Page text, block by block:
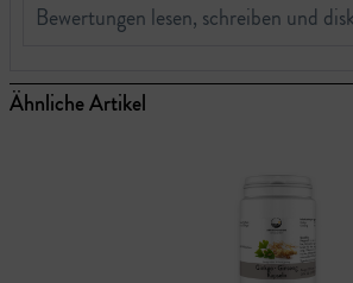
Bewertungen lesen, schreiben und
Ähnliche Artikel